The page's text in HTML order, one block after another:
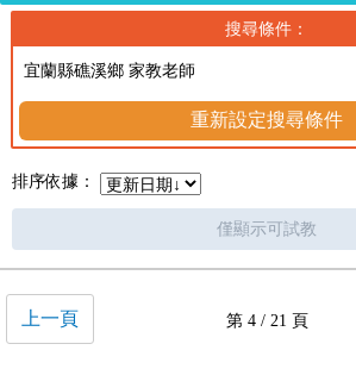
搜尋條件：
宜蘭縣礁溪鄉 家教老師
重新設定搜尋條件
排序依據：
僅顯示可試教
上一頁 第 4 / 21 頁